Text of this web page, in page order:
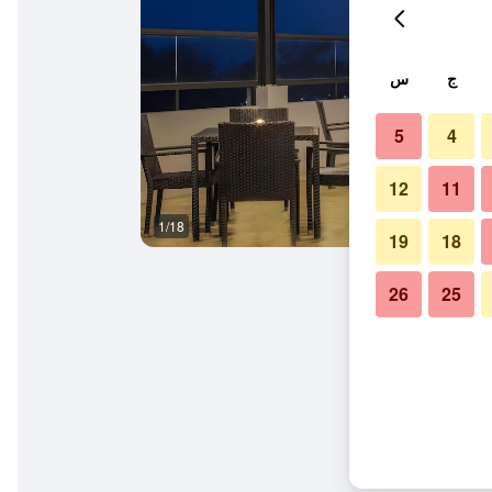
1/18
ج س
4
5
11
12
18
19
25
26